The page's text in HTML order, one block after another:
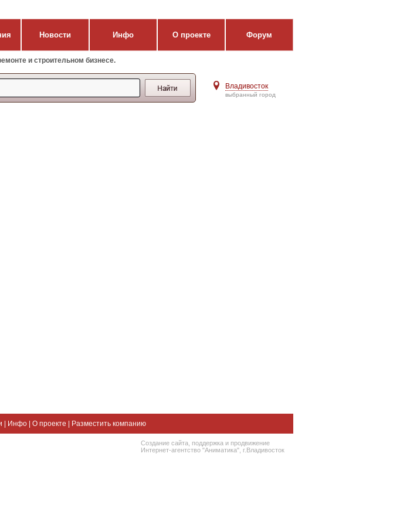
Новости Инфо О проекте Форум
и строительном бизнесе.
Владивосток
выбранный город
Инфо О проекте Разместить компанию
Создание сайта , поддержка и продвижение
Интернет-агентство "Аниматика", г.Владивосток